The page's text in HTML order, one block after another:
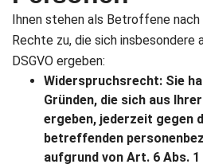
Ihnen stehen als Betroffene nach
Rechte zu, die sich insbesondere
DSGVO ergeben:
Widerspruchsrecht: Sie
Gründen, die sich aus
ergeben, jederzeit gegen
betreffenden
aufgrund von Art. 6 Abs.